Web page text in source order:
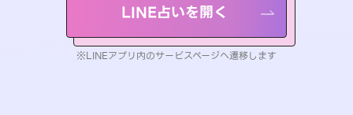
LINE占いを開く
※LINEアプリ内のサービスページへ遷移します